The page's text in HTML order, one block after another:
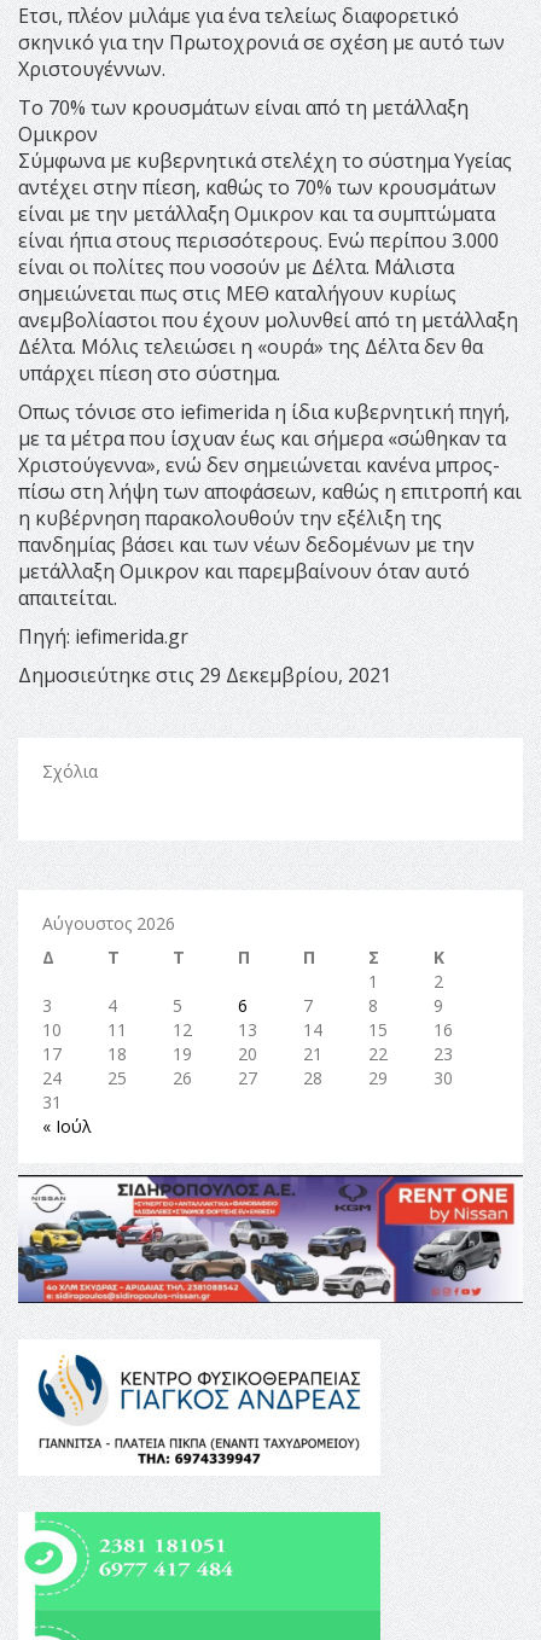
Ετσι, πλέον μιλάμε για ένα τελείως διαφορετικό
σκηνικό για την Πρωτοχρονιά σε σχέση με αυτό των
Χριστουγέννων.
Το 70% των κρουσμάτων είναι από τη μετάλλαξη
Ομικρον
Σύμφωνα με κυβερνητικά στελέχη το σύστημα Υγείας
αντέχει στην πίεση, καθώς το 70% των κρουσμάτων
είναι με την μετάλλαξη Ομικρον και τα συμπτώματα
είναι ήπια στους περισσότερους. Ενώ περίπου 3.000
είναι οι πολίτες που νοσούν με Δέλτα. Μάλιστα
σημειώνεται πως στις ΜΕΘ καταλήγουν κυρίως
ανεμβολίαστοι που έχουν μολυνθεί από τη μετάλλαξη
Δέλτα. Μόλις τελειώσει η «ουρά» της Δέλτα δεν θα
υπάρχει πίεση στο σύστημα.
Οπως τόνισε στο iefimerida η ίδια κυβερνητική πηγή,
με τα μέτρα που ίσχυαν έως και σήμερα «σώθηκαν τα
Χριστούγεννα», ενώ δεν σημειώνεται κανένα μπρος-
πίσω στη λήψη των αποφάσεων, καθώς η επιτροπή και
η κυβέρνηση παρακολουθούν την εξέλιξη της
πανδημίας βάσει και των νέων δεδομένων με την
μετάλλαξη Ομικρον και παρεμβαίνουν όταν αυτό
απαιτείται.
Πηγή: iefimerida.gr
Δημοσιεύτηκε στις 29 Δεκεμβρίου, 2021
Σχόλια
Αύγουστος 2026
Δ
Τ Τ Π Π Σ
Κ
1
2
3
4 5 6 7 8
9
10
11 12 13 14 15
16
17
18 19 20 21 22
23
24
25 26 27 28 29
30
31
« Ιούλ